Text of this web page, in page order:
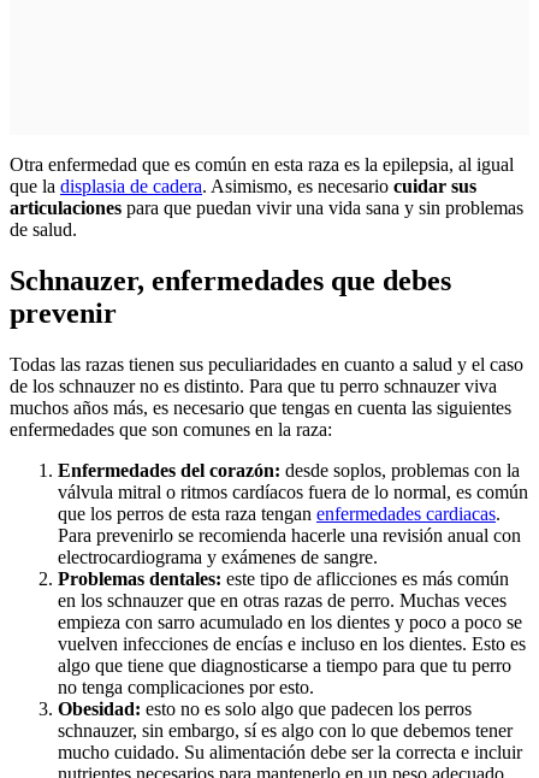
Otra enfermedad que es común en esta raza es la epilepsia, al igual
que la displasia de cadera. Asimismo, es necesario cuidar sus
articulaciones para que puedan vivir una vida sana y sin problemas
de salud.
Schnauzer, enfermedades que debes
prevenir
Todas las razas tienen sus peculiaridades en cuanto a salud y el caso
de los schnauzer no es distinto. Para que tu perro schnauzer viva
muchos años más, es necesario que tengas en cuenta las siguientes
enfermedades que son comunes en la raza:
Enfermedades del corazón: desde soplos, problemas con la
válvula mitral o ritmos cardíacos fuera de lo normal, es común
que los perros de esta raza tengan enfermedades cardiacas.
Para prevenirlo se recomienda hacerle una revisión anual con
electrocardiograma y exámenes de sangre.
Problemas dentales: este tipo de aflicciones es más común
en los schnauzer que en otras razas de perro. Muchas veces
empieza con sarro acumulado en los dientes y poco a poco se
vuelven infecciones de encías e incluso en los dientes. Esto es
algo que tiene que diagnosticarse a tiempo para que tu perro
no tenga complicaciones por esto.
Obesidad: esto no es solo algo que padecen los perros
schnauzer, sin embargo, sí es algo con lo que debemos tener
mucho cuidado. Su alimentación debe ser la correcta e incluir